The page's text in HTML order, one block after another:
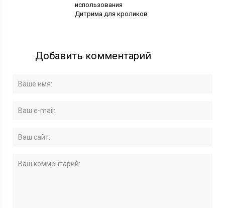
использования
Дитрима для кроликов
Добавить комментарий